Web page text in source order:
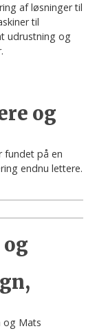
af løsninger til
til
udrustning og
og
fundet på en
endnu lettere.
og Mats